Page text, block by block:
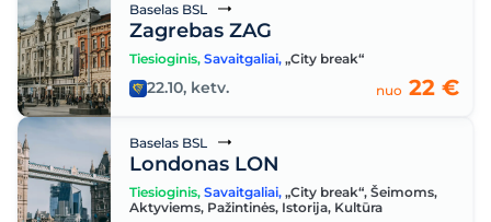
Baselas BSL
Zagrebas ZAG
Tiesioginis, Savaitgaliai, „City break“
22.10, ketv. nuo 22 €
Baselas BSL
Londonas LON
Tiesioginis, Savaitgaliai, „City break“, Šeimoms,
Aktyviems, Pažintinės, Istorija, Kultūra